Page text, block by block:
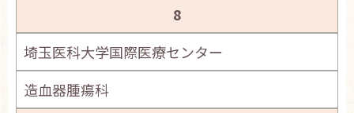
8
埼玉医科大学国際医療センター
造血器腫瘍科